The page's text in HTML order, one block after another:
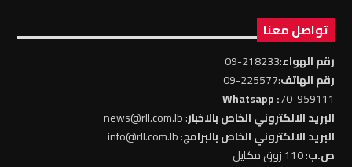
تواصل معنا
رقم الهواء:218233-09
رقم الهاتف:225577-09
70-959111
: Whatsapp
البريد الالكتروني الخاص بالاخبار: news@rll.com.lb
البريد الالكتروني الخاص بالبرامج: info@rll.com.lb
ص.ب: 110 زوق مكايل